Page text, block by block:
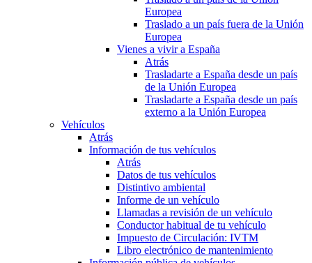
Europea
Traslado a un país fuera de la Unión
Europea
Vienes a vivir a España
Atrás
Trasladarte a España desde un país
de la Unión Europea
Trasladarte a España desde un país
externo a la Unión Europea
Vehículos
Atrás
Información de tus vehículos
Atrás
Datos de tus vehículos
Distintivo ambiental
Informe de un vehículo
Llamadas a revisión de un vehículo
Conductor habitual de tu vehículo
Impuesto de Circulación: IVTM
Libro electrónico de mantenimiento